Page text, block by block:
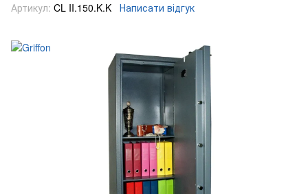
Артикул: CL II.150.K.K Написати відгук